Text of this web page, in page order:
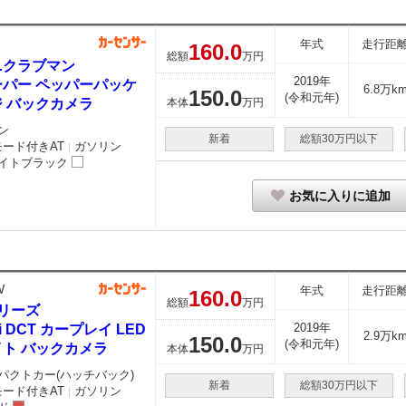
ラブマン
ー ペッパーパッケ
バックカメラ
ド付きAT ｜ ガソリン
トブラック
総額160.0万円
本体150.0万円
年式 走行距
2019年
(令和元年)
6.8万
新着 総額30万円以下
お気に入りに追加
ーズ
DCT カープレイ LED
バックカメラ
クトカー(ハッチバック)
ド付きAT ｜ ガソリン
総額160.0万円
本体150.0万円
年式 走行距
2019年
(令和元年)
2.9万
新着 総額30万円以下